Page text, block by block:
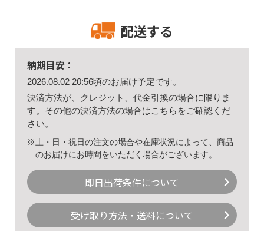
配送する
納期目安：
2026.08.02 20:56頃のお届け予定です。
決済方法が、クレジット、代金引換の場合に限りま
す。その他の決済方法の場合はこちら をご確認くだ
さい。
※土・日・祝日の注文の場合や在庫状況によって、商品
のお届けにお時間をいただく場合がございます。
即日出荷条件について
受け取り方法・送料について